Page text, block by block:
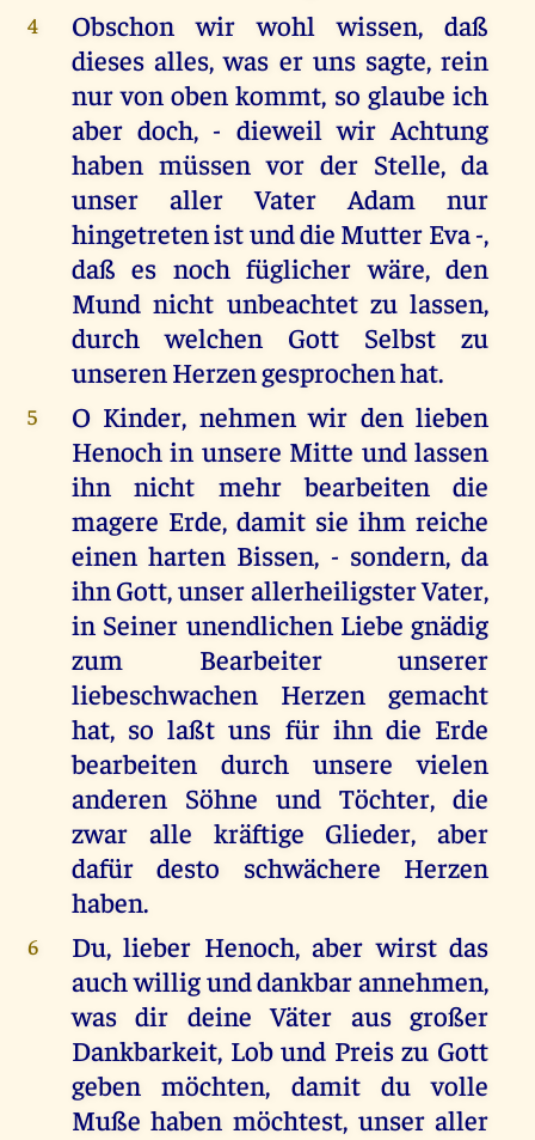
4
Obschon wir wohl wissen, daß
dieses alles, was er uns sagte, rein
nur von oben kommt, so glaube ich
aber doch, - dieweil wir Achtung
haben müssen vor der Stelle, da
unser aller Vater Adam nur
hingetreten ist und die Mutter Eva -,
daß es noch füglicher wäre, den
Mund nicht unbeachtet zu lassen,
durch welchen Gott Selbst zu
unseren Herzen gesprochen hat.
5
O Kinder, nehmen wir den lieben
Henoch in unsere Mitte und lassen
ihn nicht mehr bearbeiten die
magere Erde, damit sie ihm reiche
einen harten Bissen, - sondern, da
ihn Gott, unser allerheiligster Vater,
in Seiner unendlichen Liebe gnädig
zum Bearbeiter unserer
liebeschwachen Herzen gemacht
hat, so laßt uns für ihn die Erde
bearbeiten durch unsere vielen
anderen Söhne und Töchter, die
zwar alle kräftige Glieder, aber
dafür desto schwächere Herzen
haben.
6
Du, lieber Henoch, aber wirst das
auch willig und dankbar annehmen,
was dir deine Väter aus großer
Dankbarkeit, Lob und Preis zu Gott
geben möchten, damit du volle
Muße haben möchtest, unser aller